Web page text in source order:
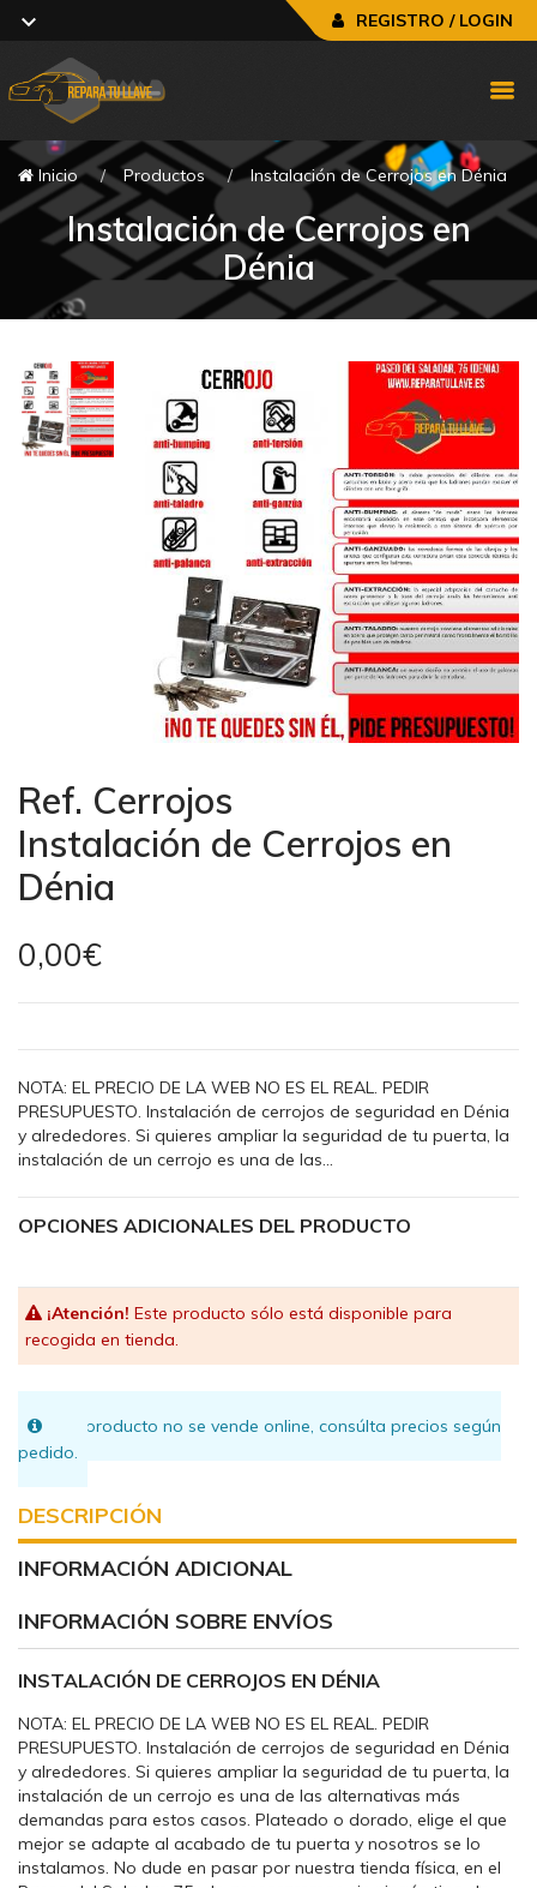
REGISTRO / LOGIN
Inicio Productos Instalación de Cerrojos en Dénia
Instalación de Cerrojos en
Dénia
Ref. Cerrojos
Instalación de Cerrojos en
Dénia
0,00€
NOTA: EL PRECIO DE LA WEB NO ES EL REAL. PEDIR
PRESUPUESTO. Instalación de cerrojos de seguridad en Dénia
y alrededores. Si quieres ampliar la seguridad de tu puerta, la
instalación de un cerrojo es una de las...
OPCIONES ADICIONALES DEL PRODUCTO
¡Atención! Este producto sólo está disponible para
recogida en tienda.
Este producto no se vende online, consúlta precios según
pedido.
DESCRIPCIÓN
INFORMACIÓN ADICIONAL
INFORMACIÓN SOBRE ENVÍOS
INSTALACIÓN DE CERROJOS EN DÉNIA
NOTA: EL PRECIO DE LA WEB NO ES EL REAL. PEDIR
PRESUPUESTO. Instalación de cerrojos de seguridad en Dénia
y alrededores. Si quieres ampliar la seguridad de tu puerta, la
instalación de un cerrojo es una de las alternativas más
demandas para estos casos. Plateado o dorado, elige el que
mejor se adapte al acabado de tu puerta y nosotros se lo
instalamos. No dude en pasar por nuestra tienda física, en el